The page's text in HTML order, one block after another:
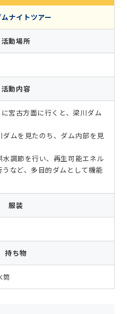
ナイトツアー
活動場所
活動内容
宮古方面に行くと、梁川ダム
ムを見たのち、ダム内部を見
調節を行い、再生可能エネル
など、多目的ダムとして機能
服装
持ち物
筒